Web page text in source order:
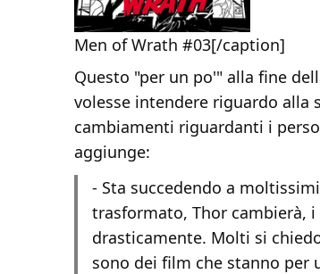
Men of Wrath #03[/caption]
Questo "per un po'" alla fine
volesse intendere riguardo alla
cambiamenti riguardanti i
aggiunge:
- Sta succedendo a
trasformato, Thor cambierà,
drasticamente. Molti si
sono dei film che stanno per